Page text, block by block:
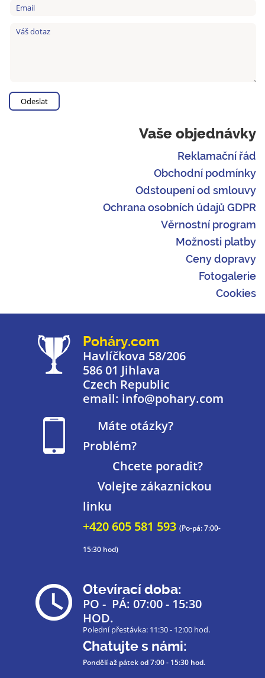
Vaše objednávky
Reklamační řád
Obchodní podmínky
Odstoupení od smlouvy
Ochrana osobních údajů GDPR
Věrnostní program
Možnosti platby
Ceny dopravy
Fotogalerie
Cookies
Poháry.com
Havlíčkova 58/206
586 01 Jihlava
Czech Republic
email: info@pohary.com
Máte otázky?
Problém?
Chcete poradit?
Volejte zákaznickou
linku
+420 605 581 593 (Po-pá: 7:00-
15:30 hod)
Otevírací doba:
PO - PÁ: 07:00 - 15:30
HOD.
Polední přestávka: 11:30 - 12:00 hod.
Chatujte s námi:
Pondělí až pátekod 7:00 - 15:30 hod.